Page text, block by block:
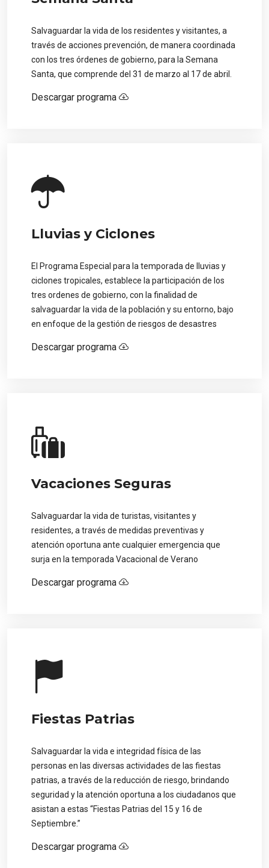
Salvaguardar la vida de los residentes y visitantes, a
través de acciones prevención, de manera coordinada
con los tres órdenes de gobierno, para la Semana
Santa, que comprende del 31 de marzo al 17 de abril.
Descargar programa
Lluvias y Ciclones
El Programa Especial para la temporada de lluvias y
ciclones tropicales, establece la participación de los
tres ordenes de gobierno, con la finalidad de
salvaguardar la vida de la población y su entorno, bajo
en enfoque de la gestión de riesgos de desastres
Descargar programa
Vacaciones Seguras
Salvaguardar la vida de turistas, visitantes y
residentes, a través de medidas preventivas y
atención oportuna ante cualquier emergencia que
surja en la temporada Vacacional de Verano
Descargar programa
Fiestas Patrias
Salvaguardar la vida e integridad física de las
personas en las diversas actividades de las fiestas
patrias, a través de la reducción de riesgo, brindando
seguridad y la atención oportuna a los ciudadanos que
asistan a estas “Fiestas Patrias del 15 y 16 de
Septiembre.”
Descargar programa